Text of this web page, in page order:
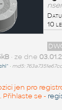
10
• ze dne
• md5:
jen pro
Přihlaste se -